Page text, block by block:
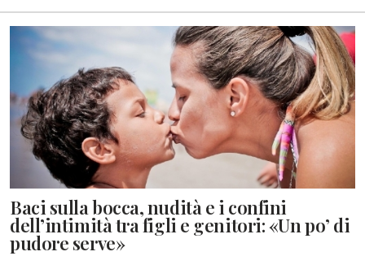
Baci sulla bocca, nudità e i confini
dell’intimità tra figli e genitori: «Un po’ di
pudore serve»